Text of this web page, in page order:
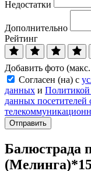
Недостатки
Дополнительно
Рейтинг
Добавить фото
Согласен (на) с
данных и Политикой
данных
Отправить
Балюстрада